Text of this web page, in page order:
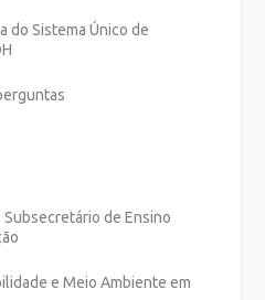
do Sistema Único de
de Ensino
e Meio Ambiente em